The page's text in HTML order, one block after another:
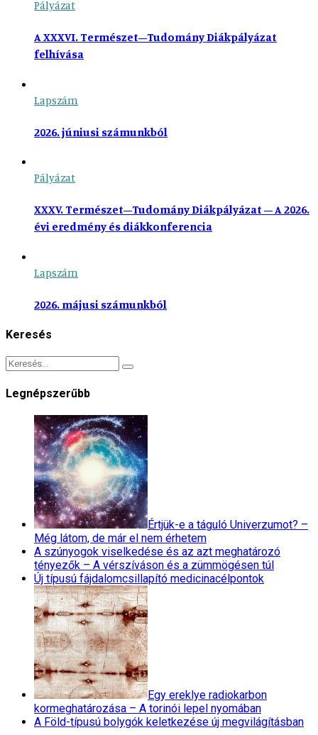
Pályázat
A XXXVI. Természet–Tudomány Diákpályázat
felhívása
Lapszám
2026. júniusi számunkból
Pályázat
XXXV. Természet–Tudomány Diákpályázat – A 2026.
évi eredmény és diákkonferencia
Lapszám
2026. májusi számunkból
Keresés
Legnépszerűbb
Értjük-e a táguló Univerzumot? –
Még látom, de már el nem érhetem
A szúnyogok viselkedése és az azt meghatározó
tényezők – A vérszíváson és a zümmögésen túl
Új típusú fájdalomcsillapító medicinacélpontok
Egy ereklye radiokarbon
kormeghatározása – A torinói lepel nyomában
A Föld-típusú bolygók keletkezése új megvilágításban